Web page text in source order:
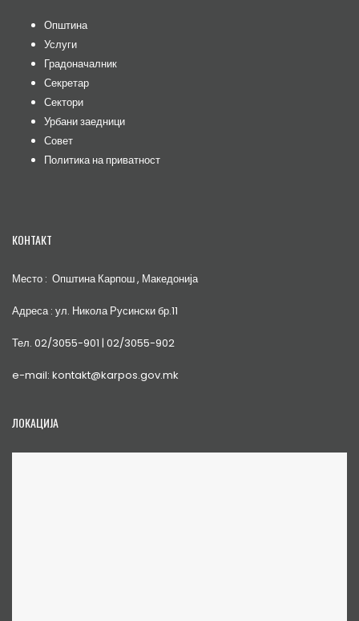
Општина
Услуги
Градоначалник
Секретар
Сектори
Урбани заедници
Совет
Политика на приватност
КОНТАКТ
Место : Општина Карпош , Македонија
Адреса : ул. Никола Русински бр.11
Тел. 02/3055-901 | 02/3055-902
e-mail: kontakt@karpos.gov.mk
ЛОКАЦИЈА